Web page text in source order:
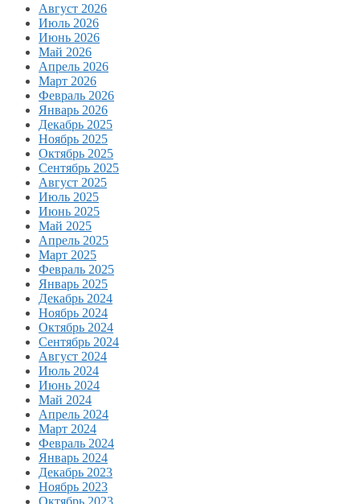
Август 2026
Июль 2026
Июнь 2026
Май 2026
Апрель 2026
Март 2026
Февраль 2026
Январь 2026
Декабрь 2025
Ноябрь 2025
Октябрь 2025
Сентябрь 2025
Август 2025
Июль 2025
Июнь 2025
Май 2025
Апрель 2025
Март 2025
Февраль 2025
Январь 2025
Декабрь 2024
Ноябрь 2024
Октябрь 2024
Сентябрь 2024
Август 2024
Июль 2024
Июнь 2024
Май 2024
Апрель 2024
Март 2024
Февраль 2024
Январь 2024
Декабрь 2023
Ноябрь 2023
Октябрь 2023